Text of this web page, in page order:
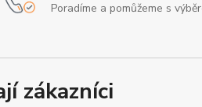
Poradíme a pomůžeme s
zákazníci